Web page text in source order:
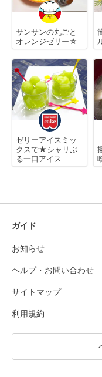
サンサンの丸ごと
オレンジゼリー☆
ゼリーアイスミッ
クスで★シャリぷ
る一口アイス
ガイド
お知らせ
ヘルプ・お問い合わせ
サイトマップ
利用規約